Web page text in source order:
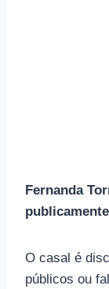
Fernanda
O casal é
públicos ou